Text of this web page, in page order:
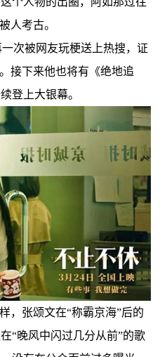
人考古。
次被网友玩梗送上热搜，证
接下来他也将有《绝地追
登上大银幕。
，张颂文在“称霸京海”后的
“晚风中闪过几分从前”的歌